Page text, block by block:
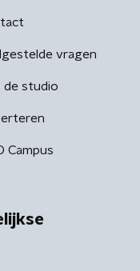
vragen
de studio
Campus